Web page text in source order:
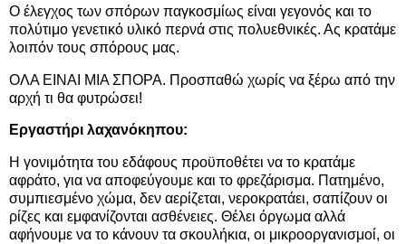
Ο έλεγχος των σπόρων παγκοσμίως είναι γεγονός και το
πολύτιμο γενετικό υλικό περνά στις πολυεθνικές. Ας κρατάμε
λοιπόν τους σπόρους μας.
ΟΛΑ ΕΙΝΑΙ ΜΙΑ ΣΠΟΡΑ. Προσπαθώ χωρίς να ξέρω από την
αρχή τι θα φυτρώσει!
Εργαστήρι λαχανόκηπου:
Η γονιμότητα του εδάφους προϋποθέτει να το κρατάμε
αφράτο, για να αποφεύγουμε και το φρεζάρισμα. Πατημένο,
συμπιεσμένο χώμα, δεν αερίζεται, νεροκρατάει, σαπίζουν οι
ρίζες και εμφανίζονται ασθένειες. Θέλει όργωμα αλλά
αφήνουμε να το κάνουν τα σκουλήκια, οι μικροοργανισμοί, οι